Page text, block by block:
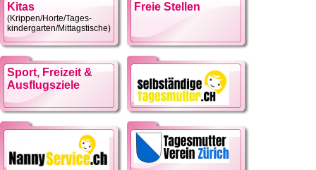
Kitas
(Krippen/Horte/Tages-
kindergarten/Mittagstische)
Freie Stellen
Sport, Freizeit &
Ausflugsziele